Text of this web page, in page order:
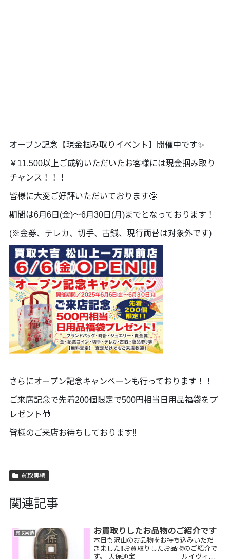
オープン記念【現金掴み取りイベント】開催中です✨
￥11,500以上ご成約いただいたお客様には現金掴み取り
チャンス！！！
皆様に大変ご好評いただいております🤩
期間は6月6日(金)～6月30日(月)までとなっております！
(※金券、テレカ、切手、古銭、現行両替は対象外です)
さらにオープン記念キャンペーンも行っております！！
ご来店記念で先着200個限定で500円相当日用品福袋をプ
レゼント🎁
皆様のご来店お待ちしております‼️
買取実績
関連記事
買取実績 お買取りしたお品物のご紹介です
本日も沢山のお品物をお持ち込みいただ
きました‼️お買取りしたお品物のご紹介で
す。 天保通宝 ルイヴィト